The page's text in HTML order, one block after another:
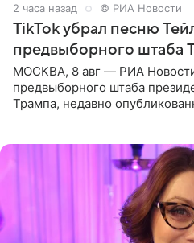
2 часа назад © РИА Новости
TikTok убрал песню
предвыборного штаба
МОСКВА, 8 авг — РИА
предвыборного штаба
Трампа, недавно